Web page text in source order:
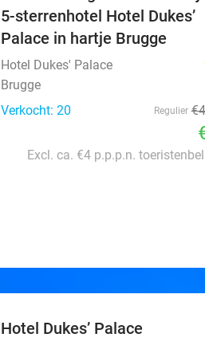
5-sterrenhotel Hotel Dukes’
Palace in hartje Brugge
Hotel Dukes' Palace
Brugge
Verkocht: 20
Regulier
Excl. ca. €4 p.p.p.n.
Hotel Dukes’ Palace